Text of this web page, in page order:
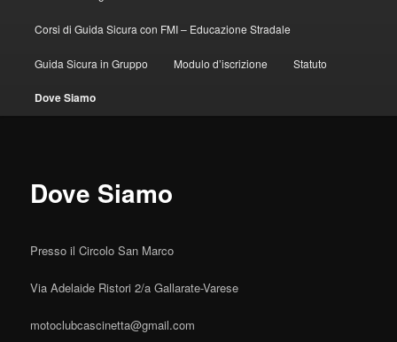
Corsi di Guida Sicura con FMI – Educazione Stradale
Guida Sicura in Gruppo Modulo d’iscrizione Statuto
Dove Siamo
Dove Siamo
Presso il Circolo San Marco
Via Adelaide Ristori 2/a Gallarate-Varese
motoclubcascinetta@gmail.com